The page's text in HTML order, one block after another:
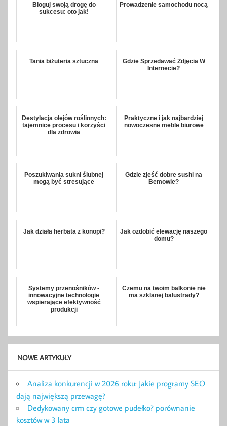
Bloguj swoją drogę do
sukcesu: oto jak!
Prowadzenie samochodu nocą
Tania biżuteria sztuczna
Gdzie Sprzedawać Zdjęcia W
Internecie?
Destylacja olejów roślinnych:
tajemnice procesu i korzyści
dla zdrowia
Praktyczne i jak najbardziej
nowoczesne meble biurowe
Poszukiwania sukni ślubnej
mogą być stresujące
Gdzie zjeść dobre sushi na
Bemowie?
Jak działa herbata z konopi?
Jak ozdobić elewację naszego
domu?
Systemy przenośników -
innowacyjne technologie
wspierające efektywność
produkcji
Czemu na twoim balkonie nie
ma szklanej balustrady?
NOWE ARTYKUŁY
Analiza konkurencji w 2026 roku: Jakie programy SEO
dają największą przewagę?
Dedykowany crm czy gotowe pudełko? porównanie
kosztów w 3 lata